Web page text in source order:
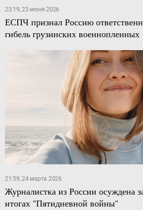
23:19, 23 июня 2026
ЕСПЧ признал Россию
гибель грузинских военнопленных
21:59, 24 марта 2026
Журналистка из России осуждена
итогах "Пятидневной войны"